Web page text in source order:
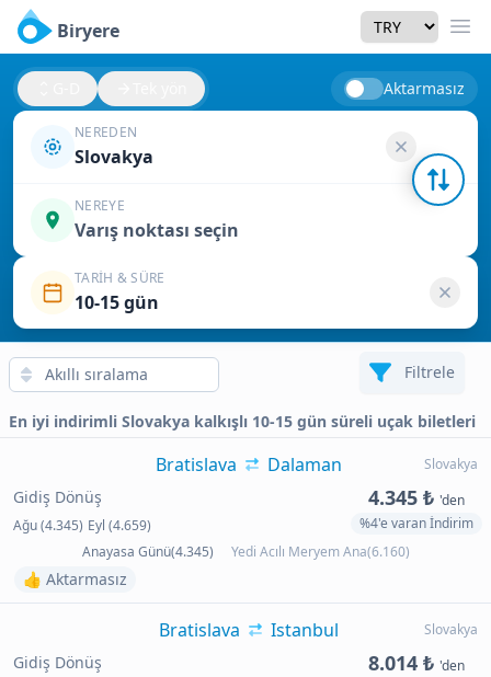
Biryere Currency
Aktarmasız
NEREDEN
Slovakya
NEREYE
Varış noktası seçin
TARIH & SÜRE
10-15 gün
Filtrele
En iyi indirimli Slovakya kalkışlı 10-15 gün süreli uçak biletleri
Slovakya
Bratislava Dalaman
Gidiş Dönüş
Ağu (4.345) Eyl (4.659)
4.345 ₺ 'den
%4'e varan İndirim
Anayasa Günü(4.345)
Yedi Acılı Meryem Ana(6.160)
👍 Aktarmasız
Slovakya
Bratislava Istanbul
Gidiş Dönüş 8.014 ₺ 'den